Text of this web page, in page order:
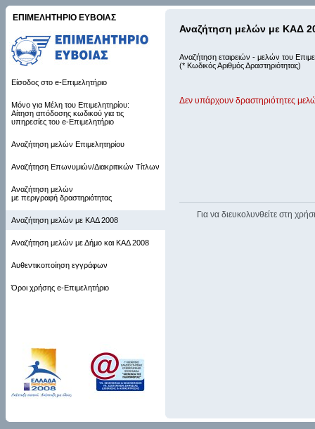
ΕΠΙΜΕΛΗΤΗΡΙΟ ΕΥΒΟΙΑΣ
Είσοδος στο e-Επιμελητήριο
Μόνο για Μέλη του Επιμελητηρίου:
Αίτηση απόδοσης κωδικού για τις
υπηρεσίες του e-Επιμελητήριο
Αναζήτηση μελών Επιμελητηρίου
Αναζήτηση Επωνυμιών/Διακριτικών Τίτλων
Αναζήτηση μελών
με περιγραφή δραστηριότητας
Αναζήτηση μελών με ΚΑΔ 2008
Αναζήτηση μελών με Δήμο και ΚΑΔ 2008
Αυθεντικοποίηση εγγράφων
Όροι χρήσης e-Επιμελητήριο
Αναζήτηση μελών με ΚΑΔ
Αναζήτηση εταιρειών - μελών του
(* Κωδικός Αριθμός Δραστηριότητας)
Δεν υπάρχουν δραστηριότητες
Για να διευκολυνθείτε στη